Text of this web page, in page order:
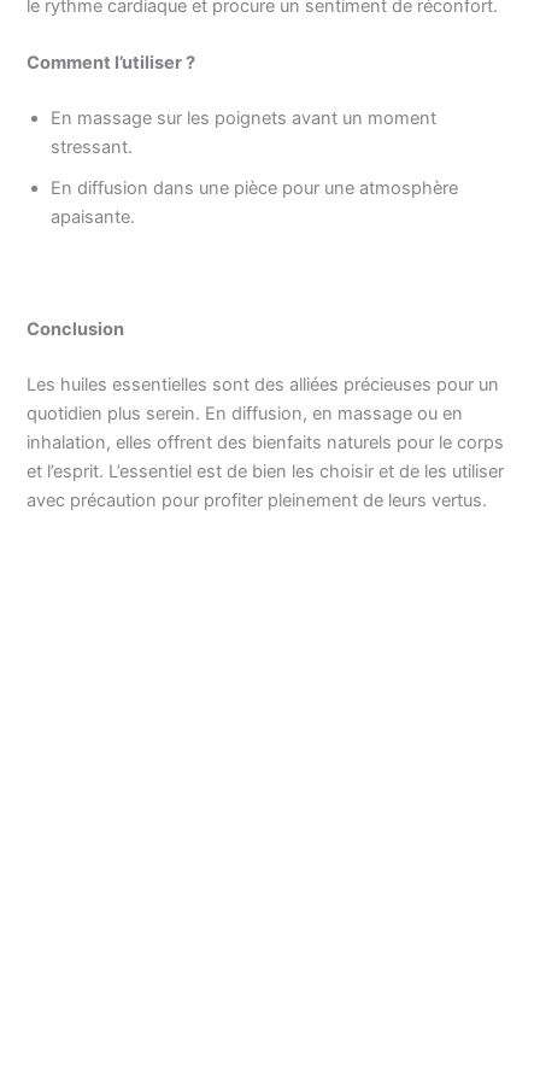
le rythme cardiaque et procure un sentiment de réconfort.
Comment l’utiliser ?
En massage sur les poignets avant un moment
stressant.
En diffusion dans une pièce pour une atmosphère
apaisante.
Conclusion
Les huiles essentielles sont des alliées précieuses pour un
quotidien plus serein. En diffusion, en massage ou en
inhalation, elles offrent des bienfaits naturels pour le corps
et l’esprit. L’essentiel est de bien les choisir et de les utiliser
avec précaution pour profiter pleinement de leurs vertus.